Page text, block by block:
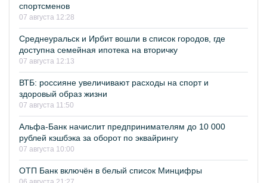
спортсменов
07 августа 12:28
Среднеуральск и Ирбит вошли в список городов, где
доступна семейная ипотека на вторичку
07 августа 12:13
ВТБ: россияне увеличивают расходы на спорт и
здоровый образ жизни
07 августа 11:50
Альфа-Банк начислит предпринимателям до 10 000
рублей кэшбэка за оборот по эквайрингу
07 августа 10:00
ОТП Банк включён в белый список Минцифры